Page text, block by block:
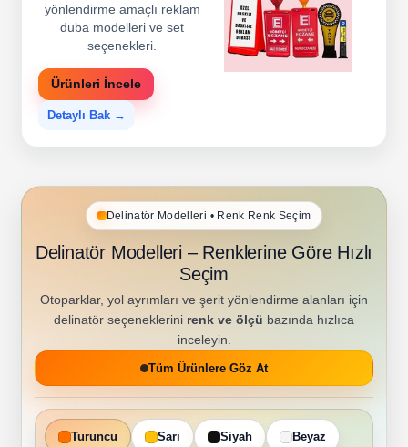
yönlendirme amaçlı reklam
duba modelleri ve set
seçenekleri.
Ürünleri İncele
Detaylı Bak →
Delinatör Modelleri • Renk Renk Seçim
Delinatör Modelleri – Renklerine Göre Hızlı
Seçim
Otoparklar, yol ayrımları ve şerit yönlendirme alanları için
delinatör seçeneklerini renk ve ölçü bazında hızlıca
inceleyin.
Tüm Ürünlere Göz At
Turuncu Sarı Siyah Beyaz